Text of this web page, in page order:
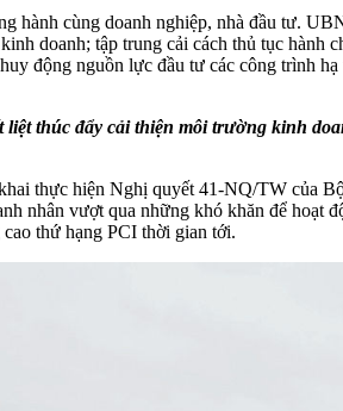
hành cùng doanh nghiệp, nhà đầu tư.
doanh; tập trung cải cách thủ tục
động nguồn lực đầu tư các công trình
liệt thúc đẩy cải thiện môi trường kinh
thực hiện Nghị quyết 41-NQ/TW của
nhân vượt qua những khó khăn để
thứ hạng PCI thời gian tới.